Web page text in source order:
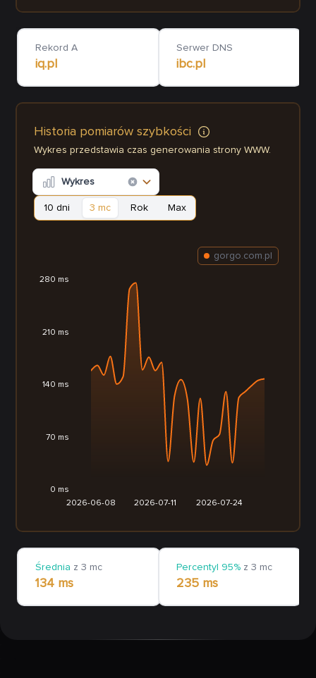
Rekord A
iq.pl
Serwer DNS
ibc.pl
Historia pomiarów szybkości
Wykres przedstawia czas generowania strony WWW.
Wykres
10 dni 3 mc Rok Max
2026-06-08 2026-07-11 2026-07-24
0 ms
70 ms
140 ms
210 ms
280 ms
gorgo.com.pl
Średnia z 3 mc
134 ms
Percentyl 95% z 3 mc
235 ms